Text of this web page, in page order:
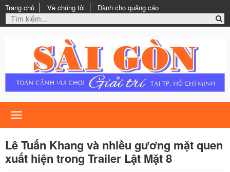
Trang chủ Về chúng tôi Dành cho quảng cáo
Toggle
navigation
Lê Tuấn Khang và nhiều gương mặt quen
xuất hiện trong Trailer Lật Mặt 8